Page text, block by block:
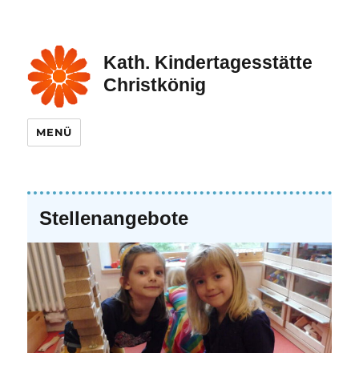
Kath. Kindertagesstätte
Christkönig
MENÜ
Stellenangebote